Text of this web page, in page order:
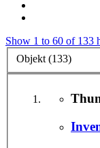
Show 1 to 60 of 133
Objekt (133)